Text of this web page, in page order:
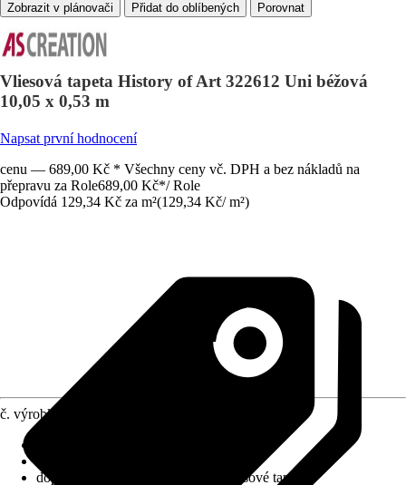
Zobrazit v plánovači Porovnat
Vliesová tapeta History of Art 322612 Uni béžová
10,05 x 0,53 m
Napsat první hodnocení
cenu — 689,00 Kč * Všechny ceny vč. DPH a bez nákladů na
přepravu za Role689,00 Kč*/ Role
Odpovídá 129,34 Kč za m²(129,34 Kč/ m²)
č. výrobku
doporučení k lepení
Lepidlo na vliesové tapety